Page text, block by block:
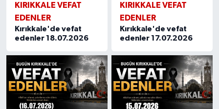
KIRIKKALE VEFAT
EDENLER
Kırıkkale'de vefat
edenler 18.07.2026
KIRIKKALE VEFAT
EDENLER
Kırıkkale'de vefat
edenler 17.07.2026